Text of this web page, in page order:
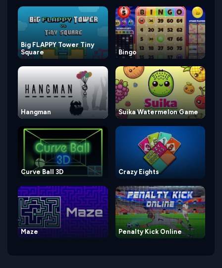
Big FLAPPY Tower Tiny
Square
Bingo
Hangman Suika Watermelon Game
Curve Ball 3D Crazy Eights
Maze Penalty Kick Online